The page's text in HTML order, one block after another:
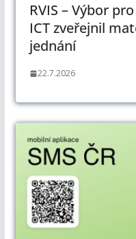
RVIS – Výbor
ICT zveřejnil
jednání
22.7.2026